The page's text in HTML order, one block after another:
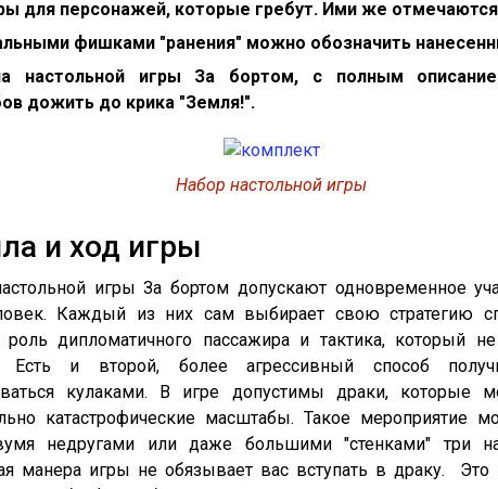
для персонажей, которые гребут. Ими же
фишками "ранения" можно обозначить
настольной игры За бортом, с полным
дожить до крика "Земля!".
Набор настольной игры
и ход игры
игры За бортом допускают одновременное
Каждый из них сам выбирает свою стратегию
роль дипломатичного пассажира и тактика, который
Есть и второй, более агрессивный способ
кулаками. В игре допустимы драки, которые
катастрофические масштабы. Такое мероприятие
недругами или даже большими "стенками" три
манера игры не обязывает вас вступать в драку.